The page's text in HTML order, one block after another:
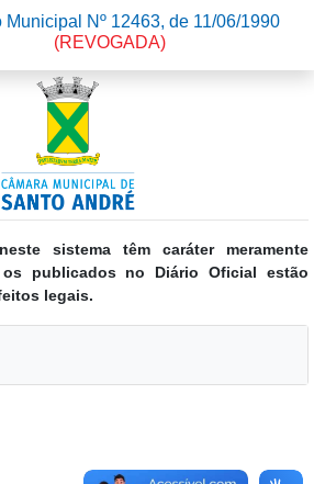
sistema têm caráter meramente
os publicados no Diário Oficial estão
legais.
Municipal Nº 12463, de 11/06/1990
(REVOGADA)